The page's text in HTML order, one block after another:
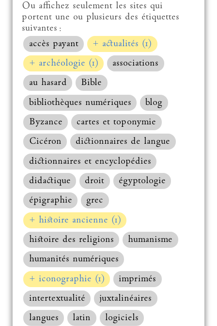
Ou affichez seulement les sites qui
portent une ou plusieurs des étiquettes
suivantes :
accès payant
+ actualités (1)
+ archéologie (1)
associations
au hasard
Bible
bibliothèques numériques
blog
Byzance
cartes et toponymie
Cicéron
dictionnaires de langue
dictionnaires et encyclopédies
didactique
droit
égyptologie
épigraphie
grec
+ histoire ancienne (1)
histoire des religions
humanisme
humanités numériques
+ iconographie (1)
imprimés
intertextualité
juxtalinéaires
langues
latin
logiciels